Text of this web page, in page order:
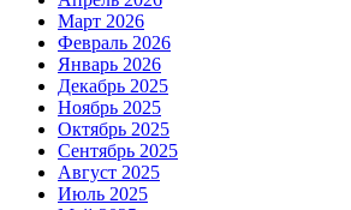
Март 2026
Февраль 2026
Январь 2026
Декабрь 2025
Ноябрь 2025
Октябрь 2025
Сентябрь 2025
Август 2025
Июль 2025